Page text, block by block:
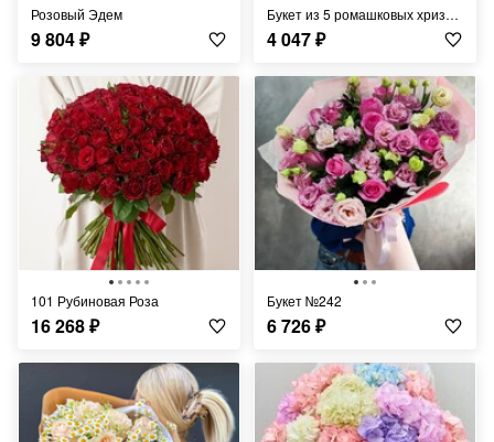
Розовый Эдем
9 804₽
Букет из 5 ромашковых хризантем
4 047₽
101 Рубиновая Роза
16 268₽
Букет №242
6 726₽